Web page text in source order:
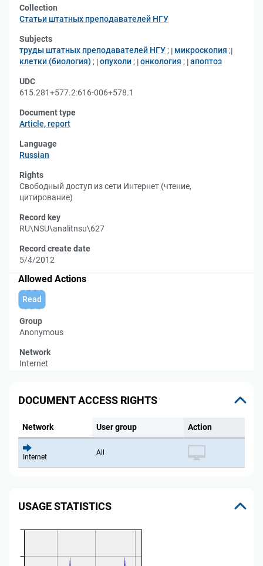
Collection
Статьи штатных преподавателей НГУ
Subjects
труды штатных преподавателей НГУ ; микроскопия ;
клетки (биология) ; опухоли ; онкология ; апоптоз
UDC
615.281+577.2:616-006+578.1
Document type
Article, report
Language
Russian
Rights
Свободный доступ из сети Интернет (чтение,
цитирование)
Record key
RU\NSU\analitnsu\627
Record create date
5/4/2012
Allowed Actions
Read
Group
Anonymous
Network
Internet
DOCUMENT ACCESS RIGHTS
Network User group Action
Internet
All
USAGE STATISTICS